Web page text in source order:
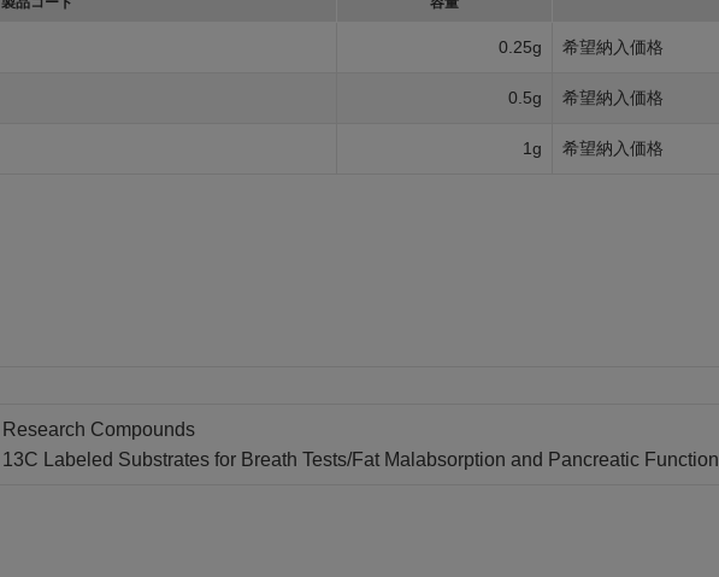
0.25g 希望納入価格
0.5g 希望納入価格
1g 希望納入価格
Research Compounds
13C Labeled Substrates for Breath Tests/Fat Malabsorption and Pancreatic Function